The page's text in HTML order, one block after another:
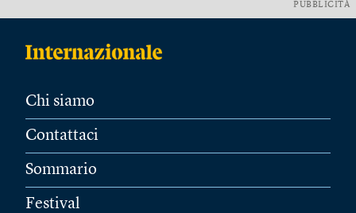
PUBBLICITÀ
Chi siamo
Contattaci
Sommario
Festival